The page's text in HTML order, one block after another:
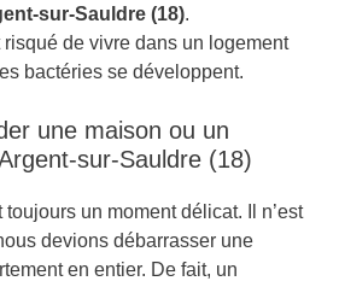
sur-Sauldre (18).
risqué de vivre dans un logement
bactéries se développent.
une maison ou un
sur-Sauldre (18)
un moment délicat. Il n’est
devions débarrasser une
en entier. De fait, un